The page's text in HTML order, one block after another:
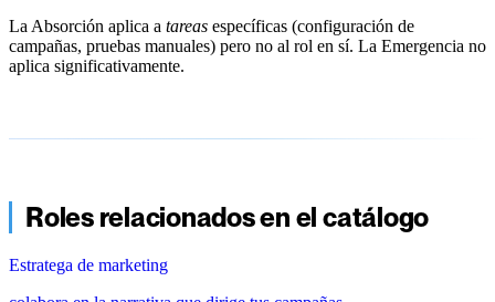
La Absorción aplica a tareas específicas (configuración de
campañas, pruebas manuales) pero no al rol en sí. La Emergencia no
aplica significativamente.
Roles relacionados en el catálogo
Estratega de marketing